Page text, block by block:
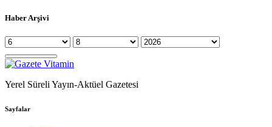
Haber Arşivi
Yerel Süreli Yayın-Aktüel Gazetesi
Sayfalar